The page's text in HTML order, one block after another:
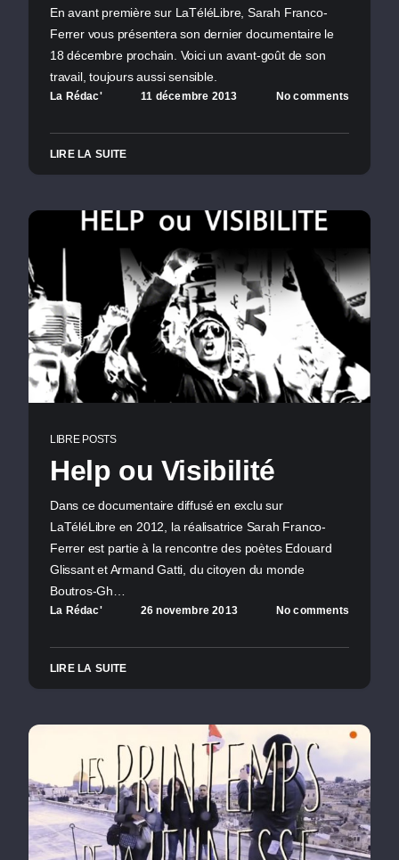
En avant première sur LaTéléLibre, Sarah Franco-
Ferrer vous présentera son dernier documentaire le
18 décembre prochain. Voici un avant-goût de son
travail, toujours aussi sensible.
La Rédac' 11 décembre 2013 No comments
LIRE LA SUITE
LIBRE POSTS
Help ou Visibilité
Dans ce documentaire diffusé en exclu sur
LaTéléLibre en 2012, la réalisatrice Sarah Franco-
Ferrer est partie à la rencontre des poètes Edouard
Glissant et Armand Gatti, du citoyen du monde
Boutros-Gh…
La Rédac' 26 novembre 2013 No comments
LIRE LA SUITE